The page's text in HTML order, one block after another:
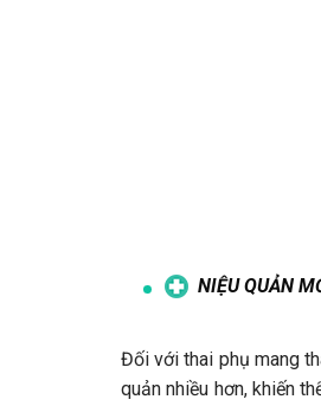
NIỆU QUẢN
Đối với thai phụ mang
quản nhiều hơn, khiến